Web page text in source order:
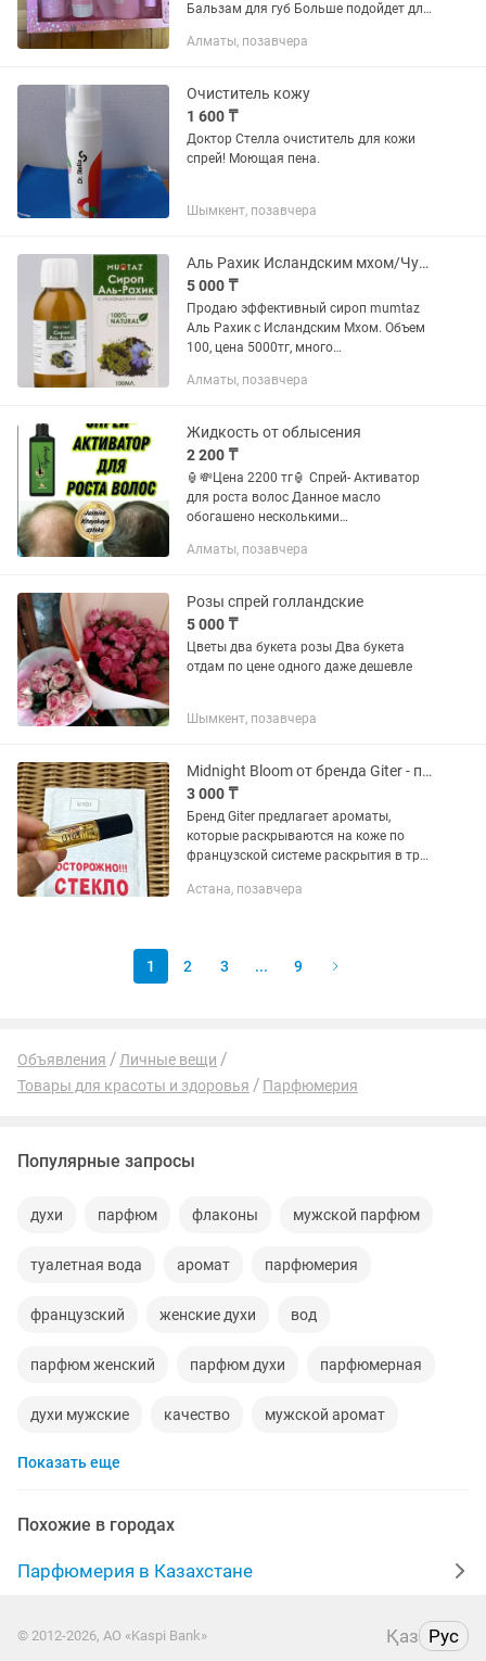
Бальзам для губ Больше подойдет для
Алматы, позавчера
Очиститель кожу
1 600 ₸
Доктор Стелла очиститель для кожи
спрей! Моющая пена.
Шымкент, позавчера
Аль Рахик Исландским мхом/Чудо Масло/кашель/простудные заболевания/отзывы
5 000 ₸
Продаю эффективный сироп mumtaz
Аль Рахик с Исландским Мхом. Объем
100, цена 5000тг, много
свойствам как Лимон!Так же есть Аль
для...
Алматы, позавчера
Жидкость от облысения
2 200 ₸
🏮💸Цена 2200 тг🏮 Спрей- Активатор
для роста волос Данное масло
обогашено несколькими
ингредиентами, которые проникают в
активируют...
Алматы, позавчера
Розы спрей голландские
5 000 ₸
Цветы два букета розы Два букета
отдам по цене одного даже дешевле
Шымкент, позавчера
Midnight Bloom от бренда Giter - парфюм пробник
3 000 ₸
Бренд Giter предлагает ароматы,
которые раскрываются на коже по
французской системе раскрытия в три
Они созданы французскими
Астана, позавчера
1 2 3 ... 9
Объявления
Личные вещи
Товары для красоты и здоровья
Парфюмерия
Популярные запросы
духи парфюм флаконы мужской парфюм
туалетная вода аромат парфюмерия
французский женские духи вод
парфюм женский парфюм духи парфюмерная
духи мужские качество мужской аромат
платья оригинал
мужская original 100 оригинал
Показать еще
Похожие в городах
Парфюмерия в Казахстане
© 2012-2026, АО «Kaspi Bank» Қаз Рус